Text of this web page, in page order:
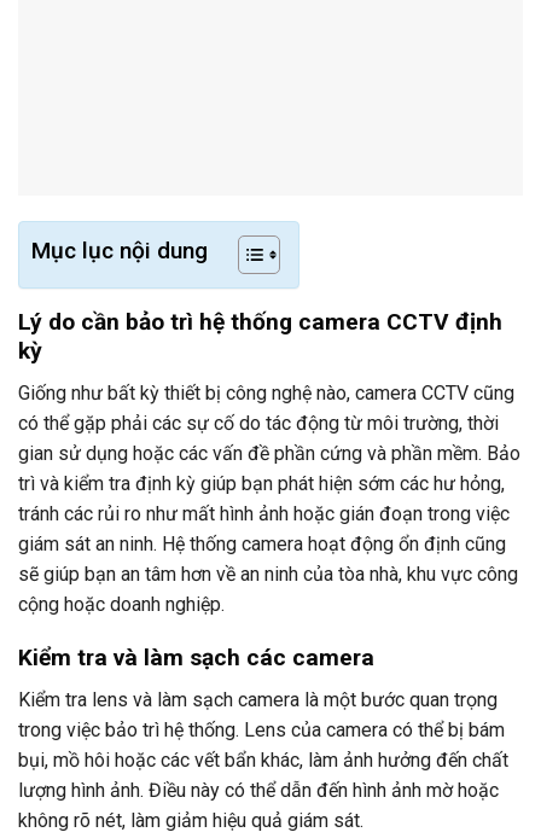
Mục lục nội dung
Lý do cần bảo trì hệ thống camera CCTV định
kỳ
Giống như bất kỳ thiết bị công nghệ nào, camera CCTV cũng
có thể gặp phải các sự cố do tác động từ môi trường, thời
gian sử dụng hoặc các vấn đề phần cứng và phần mềm. Bảo
trì và kiểm tra định kỳ giúp bạn phát hiện sớm các hư hỏng,
tránh các rủi ro như mất hình ảnh hoặc gián đoạn trong việc
giám sát an ninh. Hệ thống camera hoạt động ổn định cũng
sẽ giúp bạn an tâm hơn về an ninh của tòa nhà, khu vực công
cộng hoặc doanh nghiệp.
Kiểm tra và làm sạch các camera
Kiểm tra lens và làm sạch camera là một bước quan trọng
trong việc bảo trì hệ thống. Lens của camera có thể bị bám
bụi, mồ hôi hoặc các vết bẩn khác, làm ảnh hưởng đến chất
lượng hình ảnh. Điều này có thể dẫn đến hình ảnh mờ hoặc
không rõ nét, làm giảm hiệu quả giám sát.